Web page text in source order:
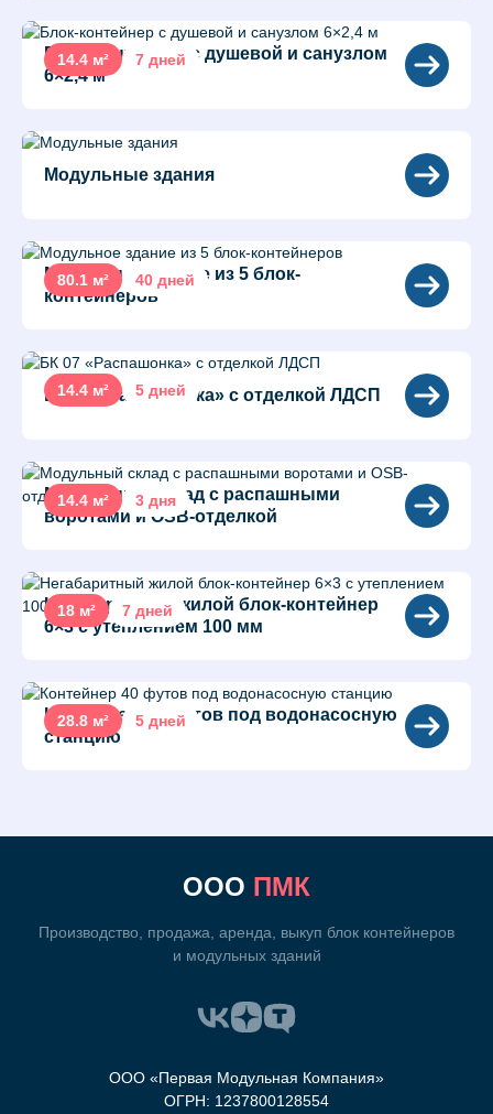
14.4 м² 7 дней
Блок-контейнер с душевой и санузлом
6×2,4 м
Модульные здания
80.1 м² 40 дней
Модульное здание из 5 блок-
контейнеров
14.4 м² 5 дней
БК 07 «Распашонка» с отделкой ЛДСП
14.4 м² 3 дня
Модульный склад с распашными
воротами и OSB-отделкой
18 м² 7 дней
Негабаритный жилой блок-контейнер
6×3 с утеплением 100 мм
28.8 м² 5 дней
Контейнер 40 футов под водонасосную
станцию
ООО ПМК
Производство, продажа, аренда, выкуп блок контейнеров
и модульных зданий
ООО «Первая Модульная Компания»
ОГРН: 1237800128554